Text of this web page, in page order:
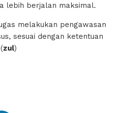
lebih berjalan maksimal.
melakukan pengawasan
sesuai dengan ketentuan
zul)